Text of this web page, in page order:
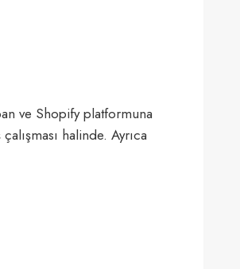
ve Shopify platformuna
halinde. Ayrıca